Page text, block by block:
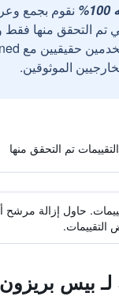
نقوم بجمع
تم التحقق منها فقط
الموثوقين.
حاول إزالة مرشح
بيس